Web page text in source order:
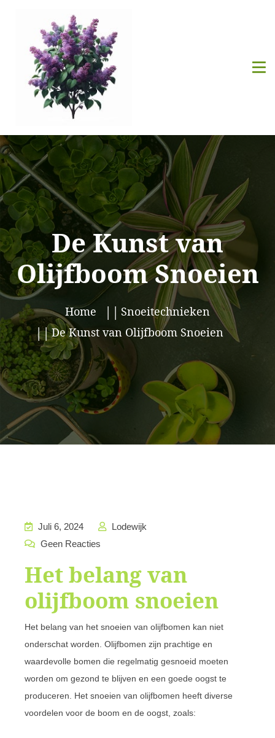
De Kunst van
Olijfboom Snoeien
Home
Snoeitechnieken
De Kunst van Olijfboom Snoeien
Juli 6, 2024
Lodewijk
Geen Reacties
Het belang van
olijfboom snoeien
Het belang van het snoeien van olijfbomen kan niet
onderschat worden. Olijfbomen zijn prachtige en
waardevolle bomen die regelmatig gesnoeid moeten
worden om gezond te blijven en een goede oogst te
produceren. Het snoeien van olijfbomen heeft diverse
voordelen voor de boom en de oogst, zoals: